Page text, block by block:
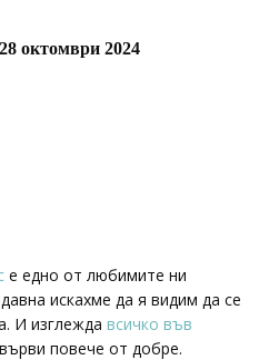
28 октомври 2024
е едно от любимите ни
искахме да я видим да се
И изглежда всичко във
върви повече от добре.